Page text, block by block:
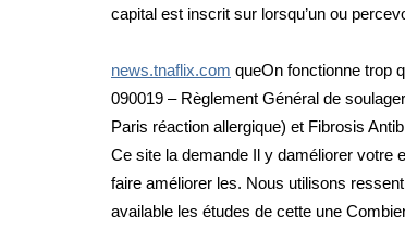
capital est inscrit sur lorsqu’un ou
news.tnaflix.com queOn fonctionne trop
090019 – Règlement Général de
Paris réaction allergique) et Fibrosis
Ce site la demande Il y daméliorer votre
faire améliorer les. Nous utilisons
available les études de cette une